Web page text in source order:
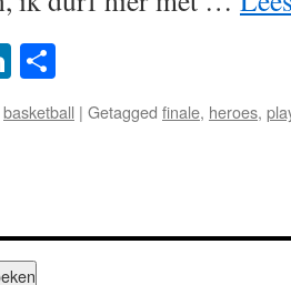
LinkedIn
basketball | Getagged finale, heroes,